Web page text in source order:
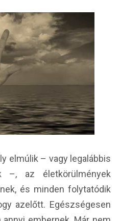
elmúlik – vagy legalábbis
–, az életkörülmények
és minden folytatódik
azelőtt. Egészségesen